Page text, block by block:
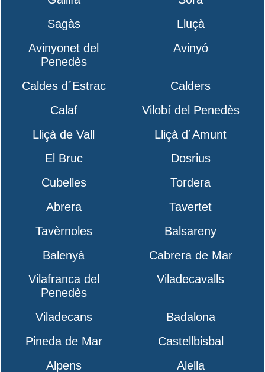
Sagàs
Lluçà
Avinyonet del
Penedès
Avinyó
Caldes d´Estrac
Calders
Calaf
Vilobí del Penedès
Lliçà de Vall
Lliçà d´Amunt
El Bruc
Dosrius
Cubelles
Tordera
Abrera
Tavertet
Tavèrnoles
Balsareny
Balenyà
Cabrera de Mar
Vilafranca del
Penedès
Viladecavalls
Viladecans
Badalona
Pineda de Mar
Castellbisbal
Alpens
Alella